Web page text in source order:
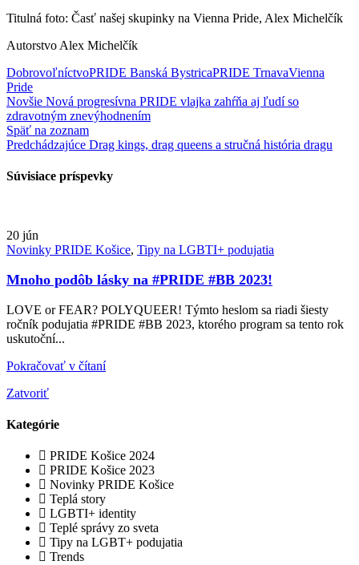
Titulná foto: Časť našej skupinky na Vienna Pride, Alex Michelčík
Autorstvo Alex Michelčík
DobrovoľníctvoPRIDE Banská BystricaPRIDE TrnavaVienna
Pride
Novšie Nová progresívna PRIDE vlajka zahŕňa aj ľudí so
zdravotným znevýhodnením
Späť na zoznam
Predchádzajúce Drag kings, drag queens a stručná história dragu
Súvisiace príspevky
20 jún
Novinky PRIDE Košice, Tipy na LGBTI+ podujatia
Mnoho podôb lásky na #PRIDE #BB 2023!
LOVE or FEAR? POLYQUEER! Týmto heslom sa riadi šiesty
ročník podujatia #PRIDE #BB 2023, ktorého program sa tento rok
uskutoční...
Pokračovať v čítaní
Zatvoriť
Kategórie
PRIDE Košice 2024
PRIDE Košice 2023
Novinky PRIDE Košice
Teplá story
LGBTI+ identity
Teplé správy zo sveta
Tipy na LGBT+ podujatia
Trends